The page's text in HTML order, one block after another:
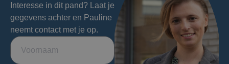
Interesse in dit pand? Laat je
gegevens achter en Pauline
neemt contact met je op.